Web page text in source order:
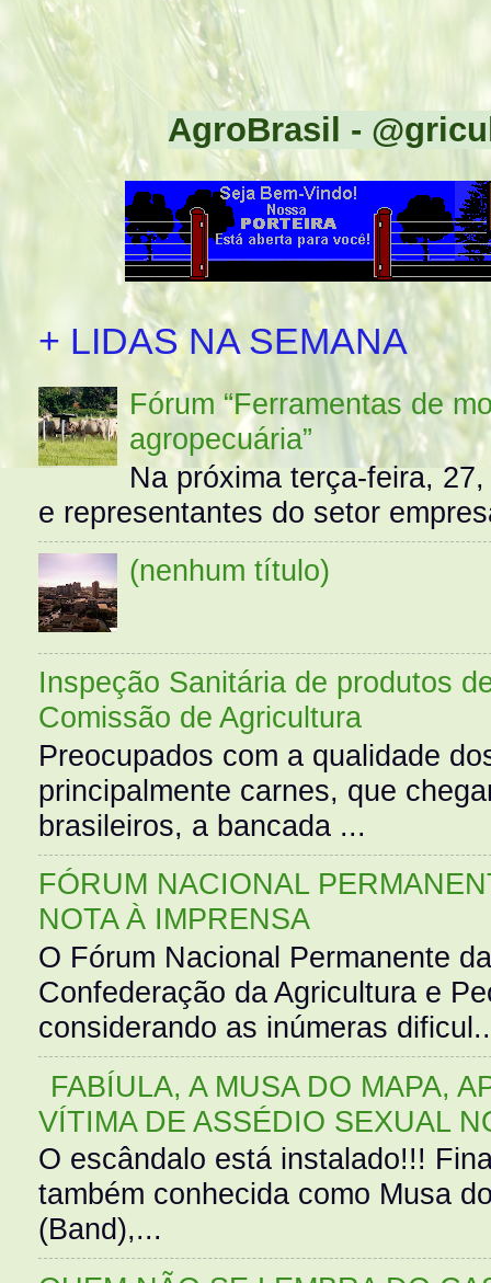
AgroBrasil -
+ LIDAS NA SEMANA
Fórum “Ferramentas de
agropecuária”
Na próxima terça-feira,
e representantes do setor
(nenhum título)
Inspeção Sanitária de produtos
Comissão de Agricultura
Preocupados com a qualidade
principalmente carnes, que
brasileiros, a bancada ...
FÓRUM NACIONAL
NOTA À IMPRENSA
O Fórum Nacional Permanente
Confederação da Agricultura e
considerando as inúmeras
FABÍULA, A MUSA DO MAPA,
VÍTIMA DE ASSÉDIO SEXUAL
O escândalo está instalado!!!
também conhecida como Musa
(Band),...